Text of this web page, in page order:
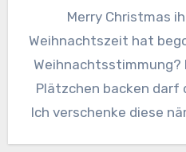
Merry Christmas
Weihnachtszeit hat
Weihnachtsstimmung?
Plätzchen backen darf
Ich verschenke diese